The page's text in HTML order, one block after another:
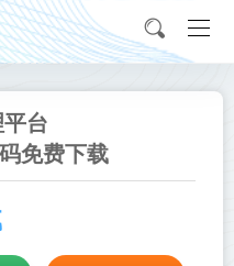
台
免费下载